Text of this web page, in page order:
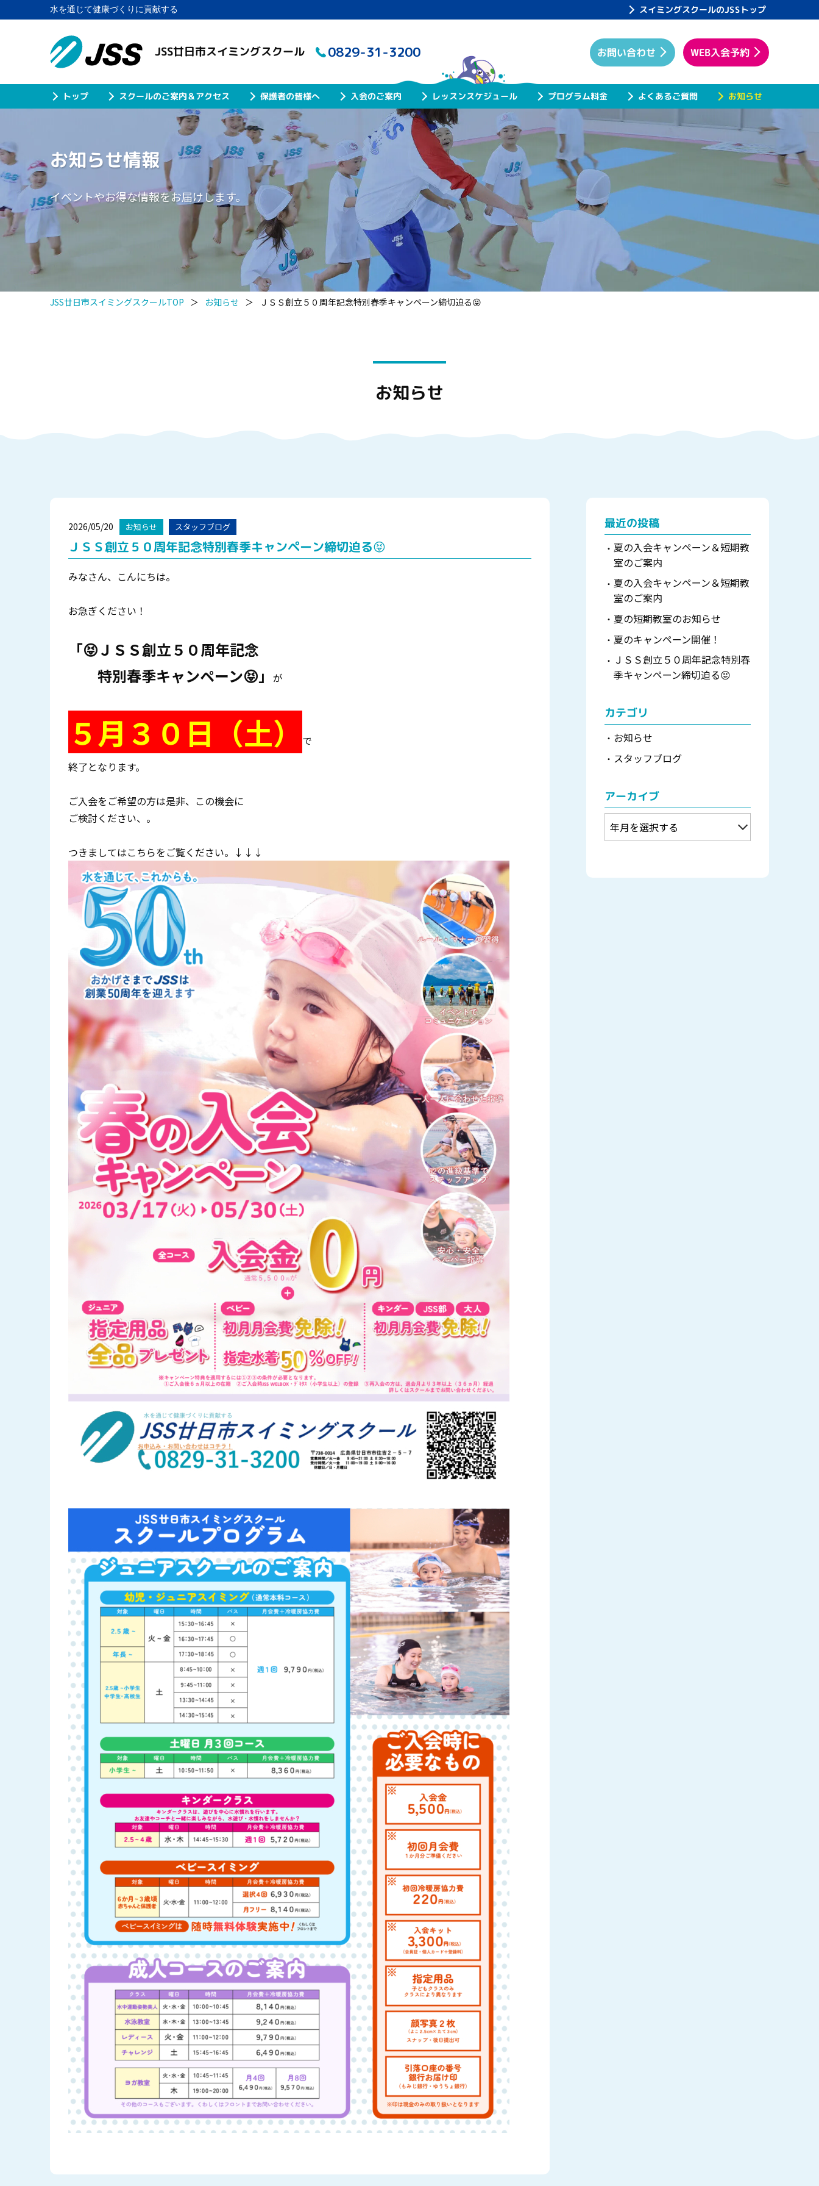
水を通じて健康づくりに貢献する スイミングスクールのJSSトップ
JSS廿日市スイミングスクール 0829-31-3200
トップ スクールのご案内＆アクセス 保護者の皆様へ 入会のご案内 レッスンスケジュール プログラム料金 よくあるご質問 お知らせ
お問い合わせ WEB入会予約
お知らせ情報
イベントやお得な情報をお届けします。
JSS廿日市スイミングスクールTOP ＞ お知らせ ＞ ＪＳＳ創立５０周年記念特別春季キャンペーン締切迫る😝
お知らせ
2026/05/20 お知らせ スタッフブログ
ＪＳＳ創立５０周年記念特別春季キャンペーン締切迫る😝
みなさん、こんにちは。
お急ぎください！
「😝ＪＳＳ創立５０周年記念
特別春季キャンペーン😝」
が
５月３０日（土）
で
終了となります。
ご入会をご希望の方は是非、この機会に
ご検討ください、。
つきましてはこちらをご覧ください。↓↓↓
最近の投稿
夏の入会キャンペーン＆短期教
室のご案内
夏の入会キャンペーン＆短期教
室のご案内
夏の短期教室のお知らせ
夏のキャンペーン開催！
ＪＳＳ創立５０周年記念特別春
季キャンペーン締切迫る😝
カテゴリ
お知らせ
スタッフブログ
アーカイブ